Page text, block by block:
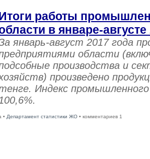
работы
в январе-августе
январь-август 2017 года
области
производства и
произведено
Индекс
• Департамент статистики ЖО • комментариев 1